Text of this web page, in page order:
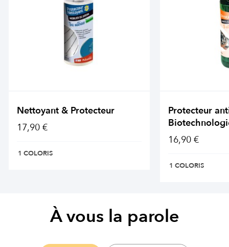
Nettoyant & Protecteur
17,90 €
1 COLORIS
Protecteur
16,90 €
1 COLORIS
À vous la parole